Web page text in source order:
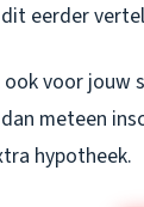
eerder
voor jouw
dan meteen
hypotheek.